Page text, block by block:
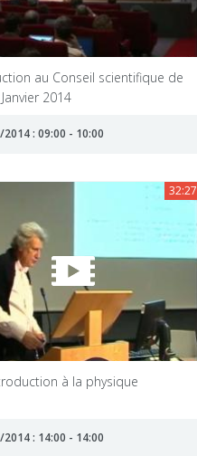
au Conseil scientifique de
2014
: 09:00 - 10:00
32:27
à la physique
: 14:00 - 14:00